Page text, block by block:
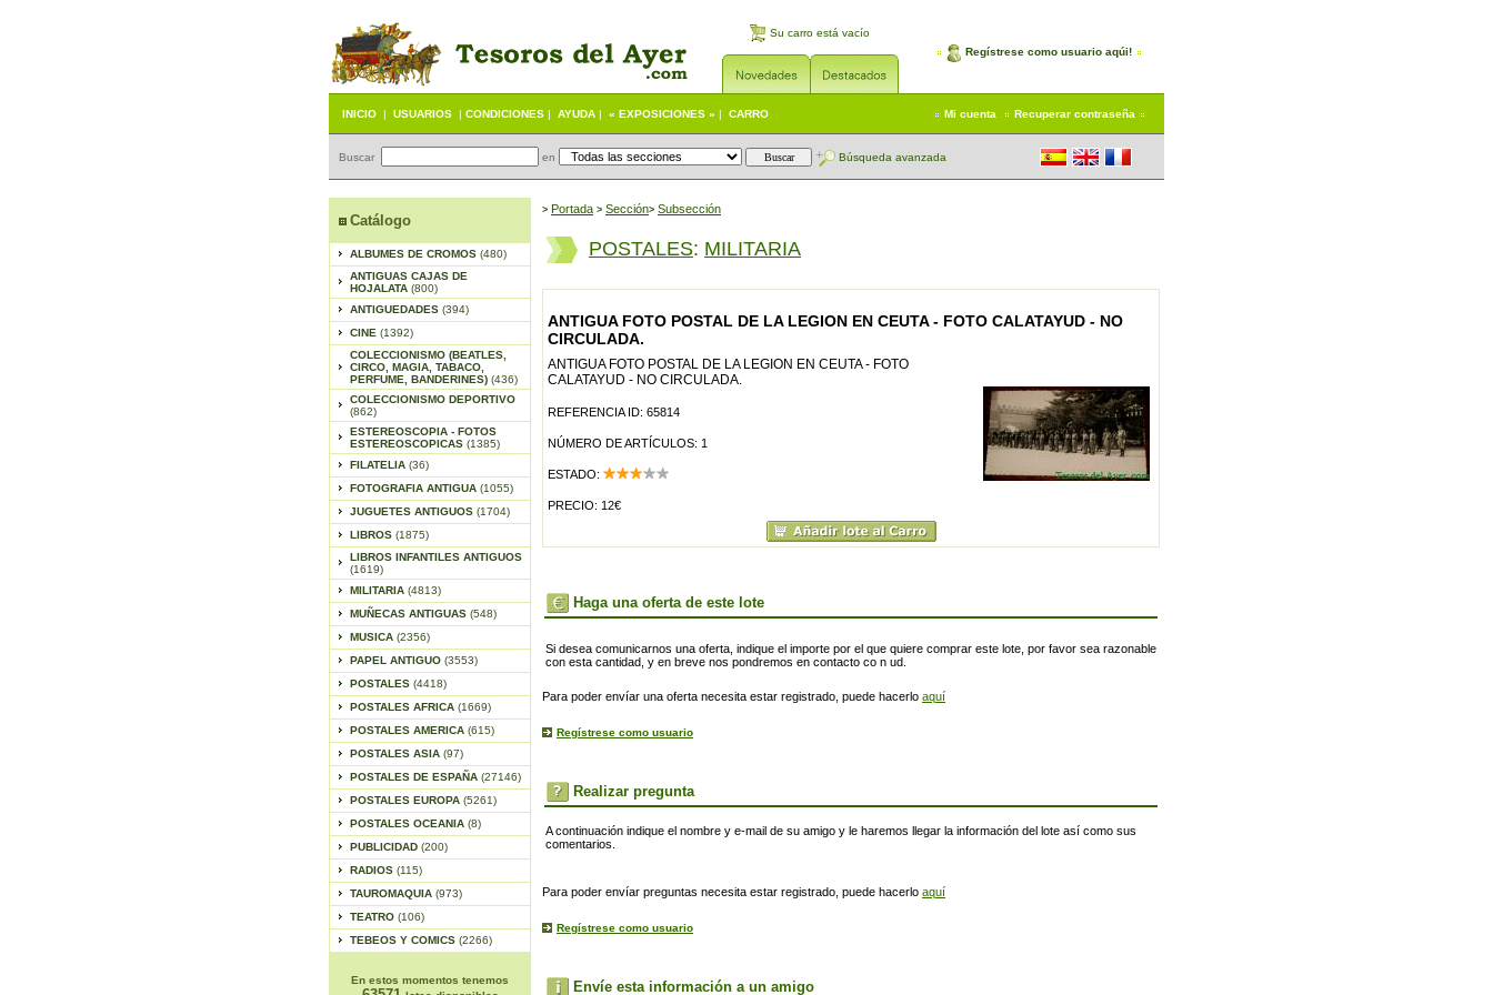
Su carro está vacío
Regístrese como usuario aqúi!
INICIO | USUARIOS | CONDICIONES | AYUDA | « EXPOSICIONES » | CARRO Mi cuenta Recuperar contraseña
Buscar en Búsqueda avanzada
Catálogo
ALBUMES DE CROMOS (480)
ANTIGUAS CAJAS DE
HOJALATA (800)
ANTIGUEDADES (394)
CINE (1392)
COLECCIONISMO (BEATLES,
CIRCO, MAGIA, TABACO,
PERFUME, BANDERINES) (436)
COLECCIONISMO DEPORTIVO
(862)
ESTEREOSCOPIA - FOTOS
ESTEREOSCOPICAS (1385)
FILATELIA (36)
FOTOGRAFIA ANTIGUA (1055)
JUGUETES ANTIGUOS (1704)
LIBROS (1875)
LIBROS INFANTILES ANTIGUOS
(1619)
MILITARIA (4813)
MUÑECAS ANTIGUAS (548)
MUSICA (2356)
PAPEL ANTIGUO (3553)
POSTALES (4418)
POSTALES AFRICA (1669)
POSTALES AMERICA (615)
POSTALES ASIA (97)
POSTALES DE ESPAÑA (27146)
POSTALES EUROPA (5261)
POSTALES OCEANIA (8)
PUBLICIDAD (200)
RADIOS (115)
TAUROMAQUIA (973)
TEATRO (106)
TEBEOS Y COMICS (2266)
En estos momentos tenemos
> Portada > Sección> Subsección
POSTALES: MILITARIA
ANTIGUA FOTO POSTAL DE LA LEGION EN CEUTA - FOTO CALATAYUD - NO
CIRCULADA.
ANTIGUA FOTO POSTAL DE LA LEGION EN CEUTA - FOTO
CALATAYUD - NO CIRCULADA.
REFERENCIA ID: 65814
NÚMERO DE ARTÍCULOS: 1
ESTADO:
PRECIO: 12€
Haga una oferta de este lote
Si desea comunicarnos una oferta, indique el importe por el que quiere comprar este lote, por favor sea razonable
con esta cantidad, y en breve nos pondremos en contacto co n ud.
Para poder envíar una oferta necesita estar registrado, puede hacerlo aquí
Regístrese como usuario
Realizar pregunta
A continuación indique el nombre y e-mail de su amigo y le haremos llegar la información del lote así como sus
comentarios.
Para poder envíar preguntas necesita estar registrado, puede hacerlo aquí
Regístrese como usuario
Envíe esta información a un amigo